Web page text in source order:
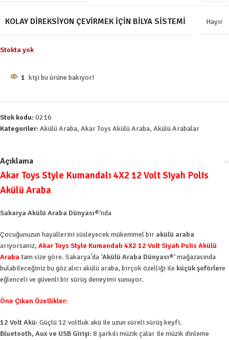
KOLAY DIREKSIYON ÇEVIRMEK İÇIN BILYA SISTEMI Hayır
Stokta yok
1 kişi bu ürüne bakıyor!
Stok kodu: 0216
Kategoriler: Akülü Araba, Akar Toys Akülü Araba, Akülü Arabalar
Açıklama
Akar Toys Style Kumandalı 4X2 12 Volt Siyah Polis
Akülü Araba
Sakarya Akülü Araba Dünyası®‘nda
Çocuğunuzun hayallerini süsleyecek mükemmel bir akülü araba
arıyorsanız, Akar Toys Style Kumandalı 4X2 12 Volt Siyah Polis Akülü
Araba tam size göre. Sakarya’da ‘Akülü Araba Dünyası®‘ mağazasında
bulabileceğiniz bu göz alıcı akülü araba, birçok özelliği ile küçük şoförlere
eğlenceli ve güvenli bir sürüş deneyimi sunuyor.
Öne Çıkan Özellikler:
12 Volt Akü: Güçlü 12 voltluk akü ile uzun süreli sürüş keyfi.
Bluetooth, Aux ve USB Girişi: 8 şarkılı müzik çalar ile müzik dinleme